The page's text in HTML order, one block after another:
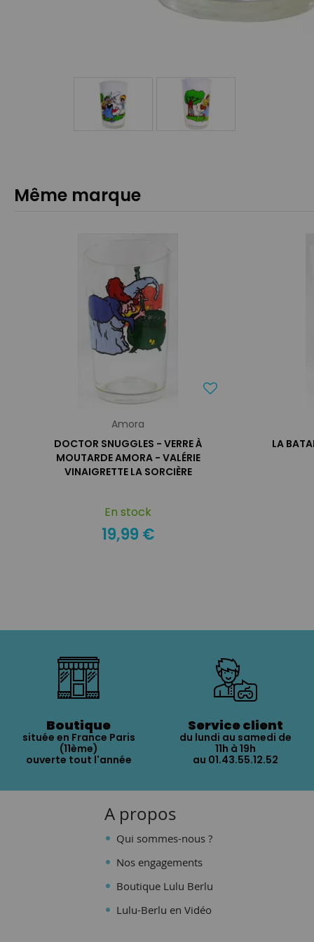
Même marque
Amora
DOCTOR SNUGGLES - VERRE À
MOUTARDE AMORA - VALÉRIE
VINAIGRETTE LA SORCIÈRE
En stock
19,99 €
LA
Boutique
située en France Paris
(11ème)
ouverte tout l'année
Service client
du lundi au samedi de
11h à 19h
au 01.43.55.12.52
A propos
Qui sommes-nous ?
Nos engagements
Boutique Lulu Berlu
Lulu-Berlu en Vidéo